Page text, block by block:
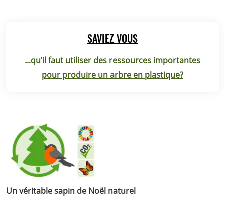
SAVIEZ VOUS
...qu’il faut utiliser des ressources importantes
pour produire un arbre en plastique?
Un véritable sapin de Noël naturel